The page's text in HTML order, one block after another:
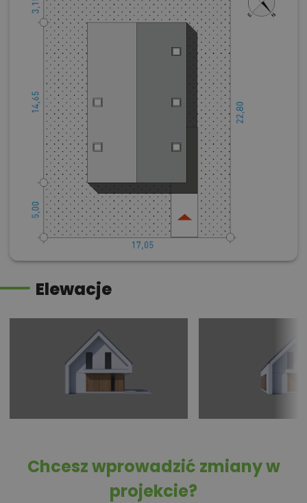
Elewacje
Chcesz wprowadzić zmiany w
projekcie?